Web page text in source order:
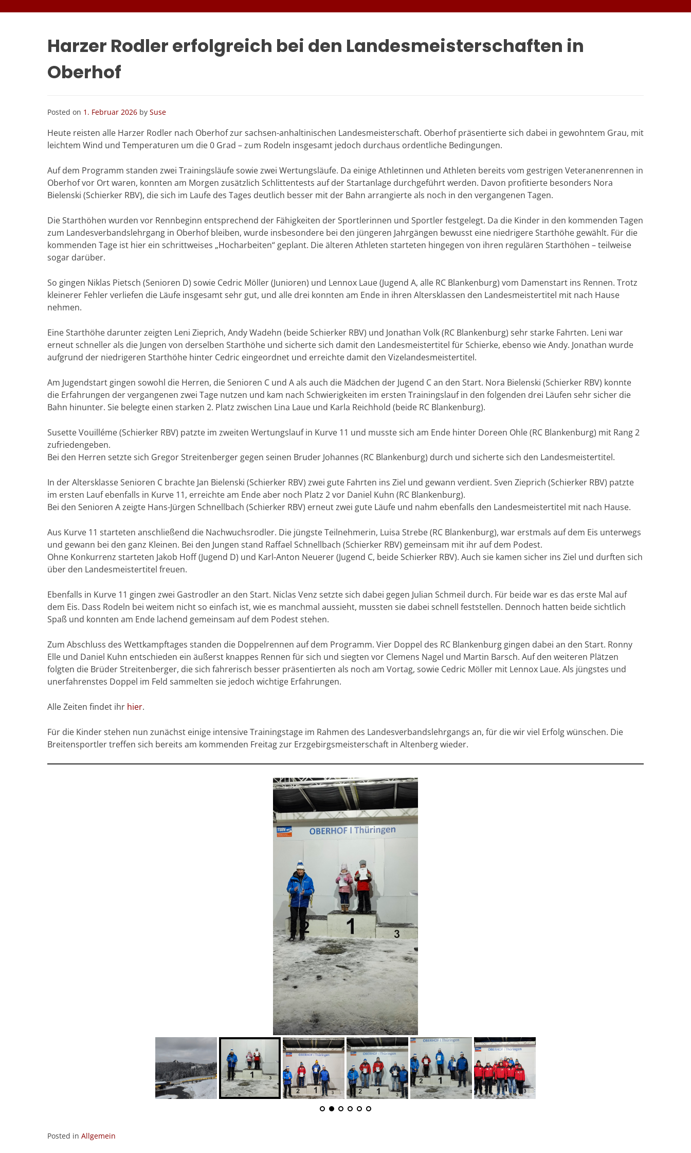
Harzer Rodler erfolgreich bei den Landesmeisterschaften in
Oberhof
Posted on 1. Februar 2026 by Suse
Heute reisten alle Harzer Rodler nach Oberhof zur sachsen-anhaltinischen Landesmeisterschaft. Oberhof präsentierte sich dabei in gewohntem Grau, mit
leichtem Wind und Temperaturen um die 0 Grad – zum Rodeln insgesamt jedoch durchaus ordentliche Bedingungen.
Auf dem Programm standen zwei Trainingsläufe sowie zwei Wertungsläufe. Da einige Athletinnen und Athleten bereits vom gestrigen Veteranenrennen in
Oberhof vor Ort waren, konnten am Morgen zusätzlich Schlittentests auf der Startanlage durchgeführt werden. Davon profitierte besonders Nora
Bielenski (Schierker RBV), die sich im Laufe des Tages deutlich besser mit der Bahn arrangierte als noch in den vergangenen Tagen.
Die Starthöhen wurden vor Rennbeginn entsprechend der Fähigkeiten der Sportlerinnen und Sportler festgelegt. Da die Kinder in den kommenden Tagen
zum Landesverbandslehrgang in Oberhof bleiben, wurde insbesondere bei den jüngeren Jahrgängen bewusst eine niedrigere Starthöhe gewählt. Für die
kommenden Tage ist hier ein schrittweises „Hocharbeiten“ geplant. Die älteren Athleten starteten hingegen von ihren regulären Starthöhen – teilweise
sogar darüber.
So gingen Niklas Pietsch (Senioren D) sowie Cedric Möller (Junioren) und Lennox Laue (Jugend A, alle RC Blankenburg) vom Damenstart ins Rennen. Trotz
kleinerer Fehler verliefen die Läufe insgesamt sehr gut, und alle drei konnten am Ende in ihren Altersklassen den Landesmeistertitel mit nach Hause
nehmen.
Eine Starthöhe darunter zeigten Leni Zieprich, Andy Wadehn (beide Schierker RBV) und Jonathan Volk (RC Blankenburg) sehr starke Fahrten. Leni war
erneut schneller als die Jungen von derselben Starthöhe und sicherte sich damit den Landesmeistertitel für Schierke, ebenso wie Andy. Jonathan wurde
aufgrund der niedrigeren Starthöhe hinter Cedric eingeordnet und erreichte damit den Vizelandesmeistertitel.
Am Jugendstart gingen sowohl die Herren, die Senioren C und A als auch die Mädchen der Jugend C an den Start. Nora Bielenski (Schierker RBV) konnte
die Erfahrungen der vergangenen zwei Tage nutzen und kam nach Schwierigkeiten im ersten Trainingslauf in den folgenden drei Läufen sehr sicher die
Bahn hinunter. Sie belegte einen starken 2. Platz zwischen Lina Laue und Karla Reichhold (beide RC Blankenburg).
Susette Vouilléme (Schierker RBV) patzte im zweiten Wertungslauf in Kurve 11 und musste sich am Ende hinter Doreen Ohle (RC Blankenburg) mit Rang 2
zufriedengeben.
Bei den Herren setzte sich Gregor Streitenberger gegen seinen Bruder Johannes (RC Blankenburg) durch und sicherte sich den Landesmeistertitel.
In der Altersklasse Senioren C brachte Jan Bielenski (Schierker RBV) zwei gute Fahrten ins Ziel und gewann verdient. Sven Zieprich (Schierker RBV) patzte
im ersten Lauf ebenfalls in Kurve 11, erreichte am Ende aber noch Platz 2 vor Daniel Kuhn (RC Blankenburg).
Bei den Senioren A zeigte Hans-Jürgen Schnellbach (Schierker RBV) erneut zwei gute Läufe und nahm ebenfalls den Landesmeistertitel mit nach Hause.
Aus Kurve 11 starteten anschließend die Nachwuchsrodler. Die jüngste Teilnehmerin, Luisa Strebe (RC Blankenburg), war erstmals auf dem Eis unterwegs
und gewann bei den ganz Kleinen. Bei den Jungen stand Raffael Schnellbach (Schierker RBV) gemeinsam mit ihr auf dem Podest.
Ohne Konkurrenz starteten Jakob Hoff (Jugend D) und Karl-Anton Neuerer (Jugend C, beide Schierker RBV). Auch sie kamen sicher ins Ziel und durften sich
über den Landesmeistertitel freuen.
Ebenfalls in Kurve 11 gingen zwei Gastrodler an den Start. Niclas Venz setzte sich dabei gegen Julian Schmeil durch. Für beide war es das erste Mal auf
dem Eis. Dass Rodeln bei weitem nicht so einfach ist, wie es manchmal aussieht, mussten sie dabei schnell feststellen. Dennoch hatten beide sichtlich
Spaß und konnten am Ende lachend gemeinsam auf dem Podest stehen.
Zum Abschluss des Wettkampftages standen die Doppelrennen auf dem Programm. Vier Doppel des RC Blankenburg gingen dabei an den Start. Ronny
Elle und Daniel Kuhn entschieden ein äußerst knappes Rennen für sich und siegten vor Clemens Nagel und Martin Barsch. Auf den weiteren Plätzen
folgten die Brüder Streitenberger, die sich fahrerisch besser präsentierten als noch am Vortag, sowie Cedric Möller mit Lennox Laue. Als jüngstes und
unerfahrenstes Doppel im Feld sammelten sie jedoch wichtige Erfahrungen.
Alle Zeiten findet ihr hier.
Für die Kinder stehen nun zunächst einige intensive Trainingstage im Rahmen des Landesverbandslehrgangs an, für die wir viel Erfolg wünschen. Die
Breitensportler treffen sich bereits am kommenden Freitag zur Erzgebirgsmeisterschaft in Altenberg wieder.
Posted in Allgemein